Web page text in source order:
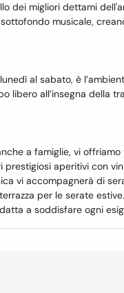
dei migliori dettami
musicale,
al sabato, è
libero all’insegna della
a famiglie, vi
prestigiosi aperitivi con
vi accompagnerà di
per le serate
a soddisfare ogni